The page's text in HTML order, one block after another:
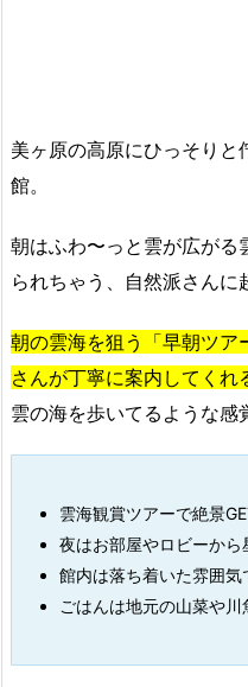
美ヶ原の高原にひっそりと
館。
朝はふわ〜っと雲が広がる
られちゃう、自然派さんに
朝の雲海を狙う「早朝ツア
さんが丁寧に案内してくれ
雲の海を歩いてるような感
雲海観賞ツアーで絶景
夜はお部屋やロビーから
館内は落ち着いた雰囲
ごはんは地元の山菜や川